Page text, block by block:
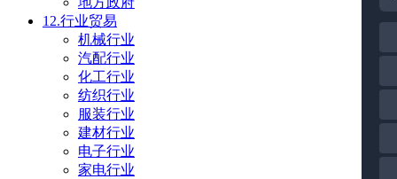
12.行业贸易
机械行业
汽配行业
化工行业
纺织行业
服装行业
建材行业
电子行业
家电行业